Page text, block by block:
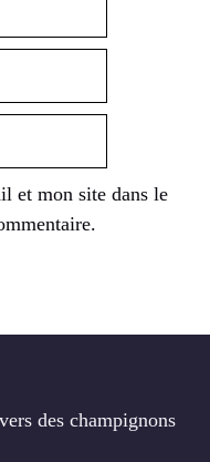
et mon site dans le
des champignons